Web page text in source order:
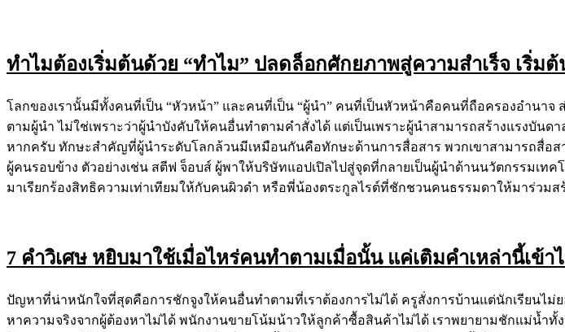
ทำไมต้องเริ่มต้นด้วย “ทำไม” ปลดล็อกศักยภาพสู่ความสำเร็จ เริ่ม
โลกของเรานั้นมีทั้งคนที่เป็น “หัวหน้า” และคนที่เป็น “ผู้นำ” คนที่เป็นหัวหน้าคือคนที่ถือครองอำนา
ตามผู้นำ ไม่ใช่เพราะว่าผู้นำบังคับให้คนอื่นทำตามคำสั่งได้ แต่เป็นเพราะผู้นำสามารถสร้างแรงบันด
หากครับ ทักษะสำคัญที่ผู้นำระดับโลกล้วนมีเหมือนกันคือทักษะด้านการสื่อสาร พวกเขาสามารถสื่อส
ผู้คนรอบข้าง ตัวอย่างเช่น สตีฟ จ็อบส์ ผู้พาให้บริษัทแอปเปิลไปสู่จุดที่กลายเป็นผู้นำด้านนวัตกรรมเท
มาเรียกร้องสิทธิความเท่าเทียมให้กับคนผิวดำ หรือพี่น้องตระกูลไรต์ที่ชักชวนคนธรรมดาให้มาร่วมสร้
7 คำวิเศษ หยิบมาใช้เมื่อไหร่คนทำตามเมื่อนั้น แค่เติมคำเหล่านี้เข้า
ปัญหาที่น่าหนักใจที่สุดคือการชักจูงให้คนอื่นทำตามที่เราต้องการไม่ได้ ครูสั่งการบ้านแต่นักเรียนไ
หาความจริงจากผู้ต้องหาไม่ได้ พนักงานขายโน้มน้าวให้ลูกค้าซื้อสินค้าไม่ได้ เราพยายามชักแม่น้ำ